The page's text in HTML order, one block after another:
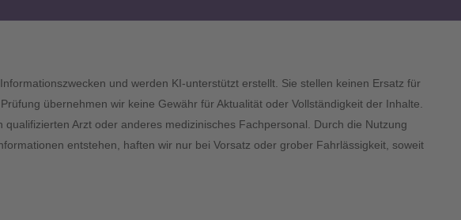
und werden KI-unterstützt erstellt. Sie stellen keinen Ersatz für
übernehmen wir keine Gewähr für Aktualität oder Vollständigkeit der Inhalte.
Arzt oder anderes medizinisches Fachpersonal. Durch die Nutzung
entstehen, haften wir nur bei Vorsatz oder grober Fahrlässigkeit, soweit